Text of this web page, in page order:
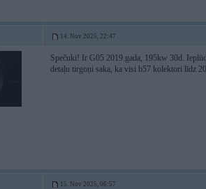
14. Nov 2025, 22:47
Spečuki! Ir G05 2019.gada, 195kw 30d.
detaļu tirgoņi saka, ka visi b57 kolektori līdz
15. Nov 2025, 06:57